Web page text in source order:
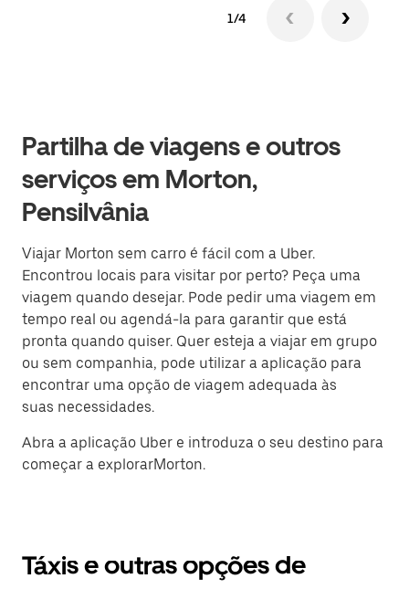
1/4
Partilha de viagens e outros
serviços em Morton,
Pensilvânia
Viajar Morton sem carro é fácil com a Uber.
Encontrou locais para visitar por perto? Peça uma
viagem quando desejar. Pode pedir uma viagem em
tempo real ou agendá-la para garantir que está
pronta quando quiser. Quer esteja a viajar em grupo
ou sem companhia, pode utilizar a aplicação para
encontrar uma opção de viagem adequada às
suas necessidades.
Abra a aplicação Uber e introduza o seu destino para
começar a explorarMorton.
Táxis e outras opções de